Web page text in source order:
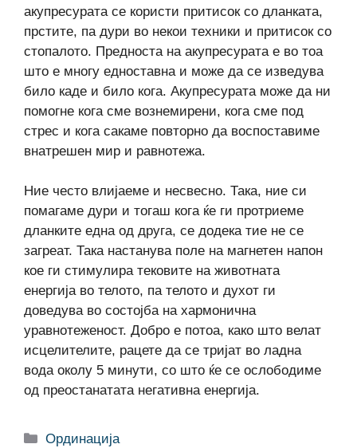
акупресурата се користи притисок со дланката,
прстите, па дури во некои техники и притисок со
стопалото. Предноста на акупресурата е во тоа
што е многу едноставна и може да се изведува
било каде и било кога. Акупресурата може да ни
помогне кога сме вознемирени, кога сме под
стрес и кога сакаме повторно да воспоставиме
внатрешен мир и равнотежа.
Ние често влијаеме и несвесно. Така, ние си
помагаме дури и тогаш кога ќе ги протриеме
дланките една од друга, се додека тие не се
загреат. Така настанува поле на магнетен напон
кое ги стимулира тековите на животната
енергија во телото, па телото и духот ги
доведува во состојба на хармонична
уравнотеженост. Добро е потоа, како што велат
исцелителите, рацете да се тријат во ладна
вода околу 5 минути, со што ќе се ослободиме
од преостанатата негативна енергија.
Categories
Ординација